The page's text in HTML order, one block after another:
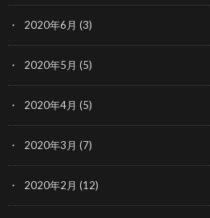
2020年6月 (3)
2020年5月 (5)
2020年4月 (5)
2020年3月 (7)
2020年2月 (12)